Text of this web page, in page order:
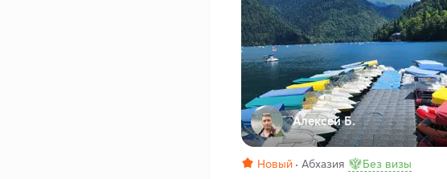
Алексей Б.
Новый Абхазия Без визы